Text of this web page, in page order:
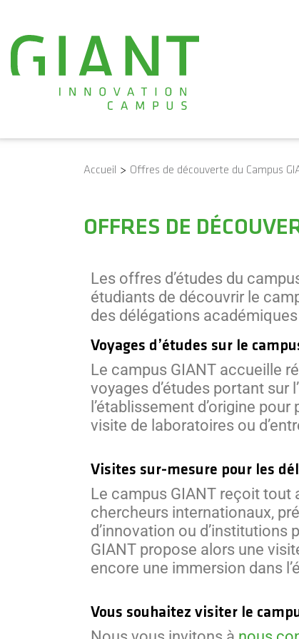
Accueil > Offres de découverte du Campus
OFFRES DE
Les offres d’études du
étudiants de découvrir le
des délégations
Voyages d’études sur le
Le campus GIANT accueille
voyages d’études portant sur
l’établissement d’origine
visite de laboratoires ou
Visites sur-mesure pour les
Le campus GIANT reçoit tout
chercheurs internationaux,
d’innovation ou d’institutions
GIANT propose alors une
encore une immersion dans
Vous souhaitez visiter le